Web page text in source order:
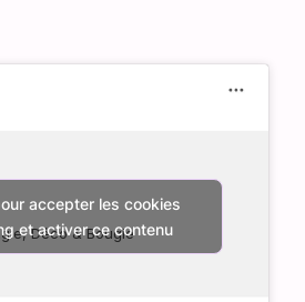
Déco & Bougie
accepter les cookies
et activer ce contenu